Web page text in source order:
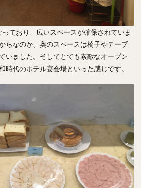
ており、広いスペースが確保されていま
らなのか、奥のスペースは椅子やテーブ
いました。そしてとても素敵なオープン
時代のホテル宴会場といった感じです。